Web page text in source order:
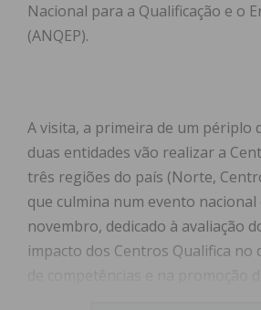
Nacional para a Qualificação e o
(ANQEP).
A visita, a primeira de um périplo
duas entidades vão realizar a
três regiões do país (Norte,
que culmina num evento nacional
novembro, dedicado à avaliação
impacto dos Centros Qualifica no